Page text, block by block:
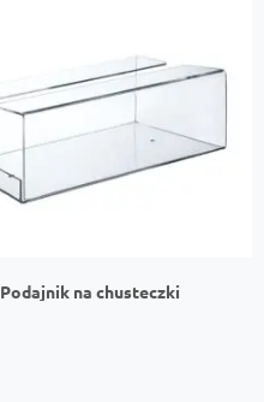
Podajnik na chusteczki